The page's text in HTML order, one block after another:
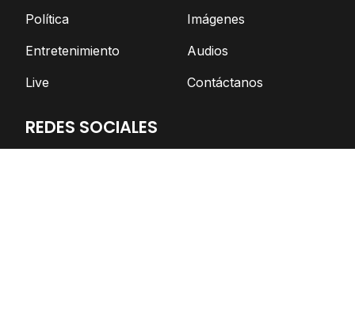
Política
Entretenimiento
Live
Imágenes
Audios
Contáctanos
REDES SOCIALES